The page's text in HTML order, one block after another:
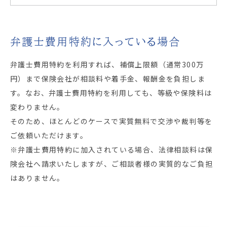
弁護士費用特約に入っている場合
弁護士費用特約を利用すれば、補償上限額（通常300万
円）まで保険会社が相談料や着手金、報酬金を負担しま
す。なお、弁護士費用特約を利用しても、等級や保険料は
変わりません。
そのため、ほとんどのケースで実質無料で交渉や裁判等を
ご依頼いただけます。
※弁護士費用特約に加入されている場合、法律相談料は保
険会社へ請求いたしますが、ご相談者様の実質的なご負担
はありません。